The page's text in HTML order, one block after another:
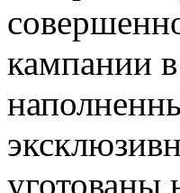
кампании
уготованы